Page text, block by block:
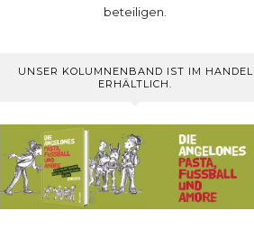
beteiligen.
UNSER KOLUMNENBAND IST IM HANDEL
ERHÄLTLICH.